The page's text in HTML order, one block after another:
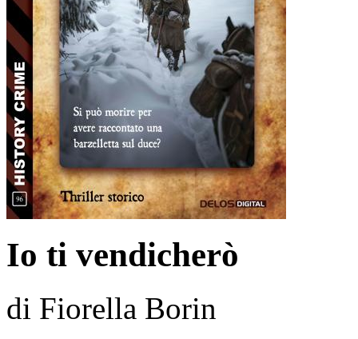
Io ti vendicherò
di Fiorella Borin